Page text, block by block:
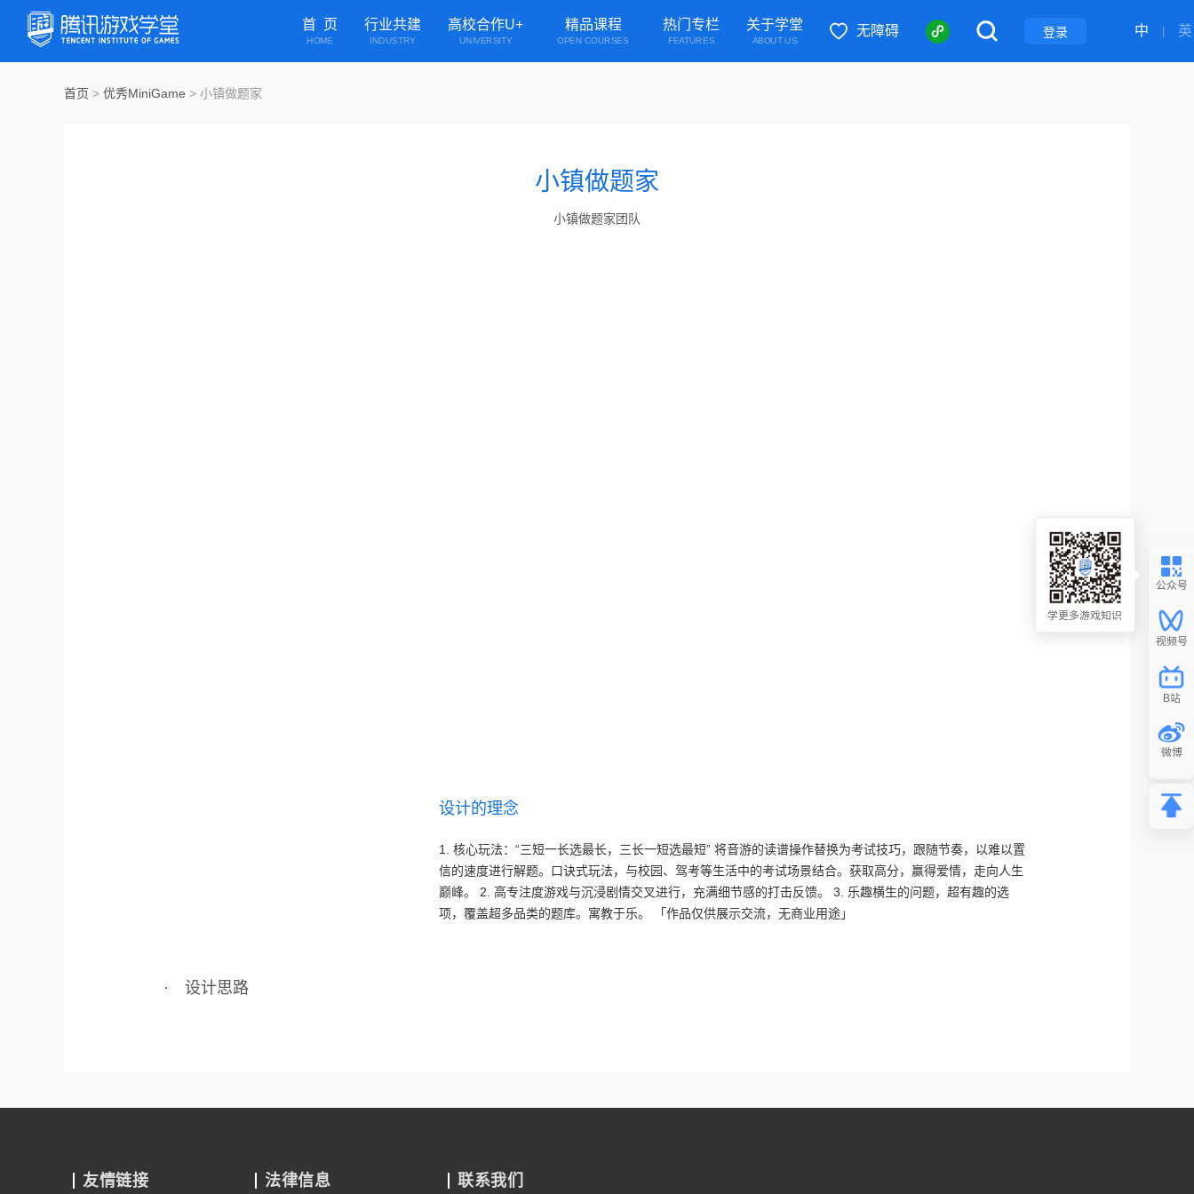
首 页
HOME
行业共建
INDUSTRY
高校合作U+
UNIVERSITY
精品课程
OPEN COURSES
热门专栏
FEATURES
关于学堂
ABOUT US
无障碍 登录 中 英
首页 > 优秀MiniGame > 小镇做题家
小镇做题家
小镇做题家团队
· 设计思路
设计的理念
1. 核心玩法：“三短一长选最长，三长一短选最短” 将音游的读谱操作替换为考试技巧，跟随节奏，以难以置
信的速度进行解题。口诀式玩法，与校园、驾考等生活中的考试场景结合。获取高分，赢得爱情，走向人生
巅峰。 2. 高专注度游戏与沉浸剧情交叉进行，充满细节感的打击反馈。 3. 乐趣横生的问题，超有趣的选
项，覆盖超多品类的题库。寓教于乐。 「作品仅供展示交流，无商业用途」
友情链接 法律信息 联系我们